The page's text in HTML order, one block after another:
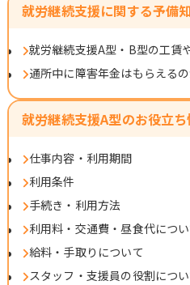
就労継続支援に関する予備
就労継続支援A型・B型の工賃
通所中に障害年金はもらえるの
就労継続支援A型のお役立
仕事内容・利用期間
利用条件
手続き・利用方法
利用料・交通費・昼食代につ
給料・手取りについて
スタッフ・支援員の役割につ